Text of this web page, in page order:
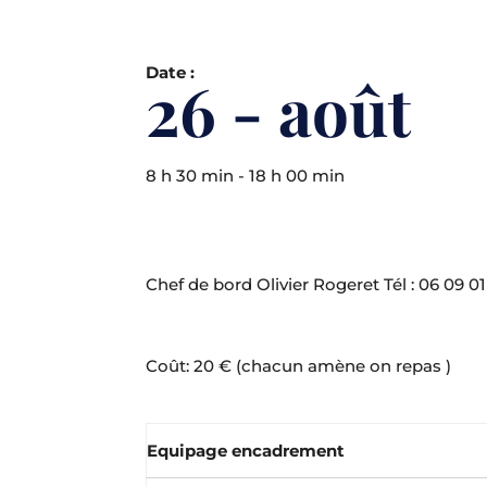
Date :
26 - août
8 h 30 min - 18 h 00 min
Chef de bord Olivier Rogeret Tél : 06 09 01
Coût: 20 € (chacun amène on repas )
Equipage encadrement